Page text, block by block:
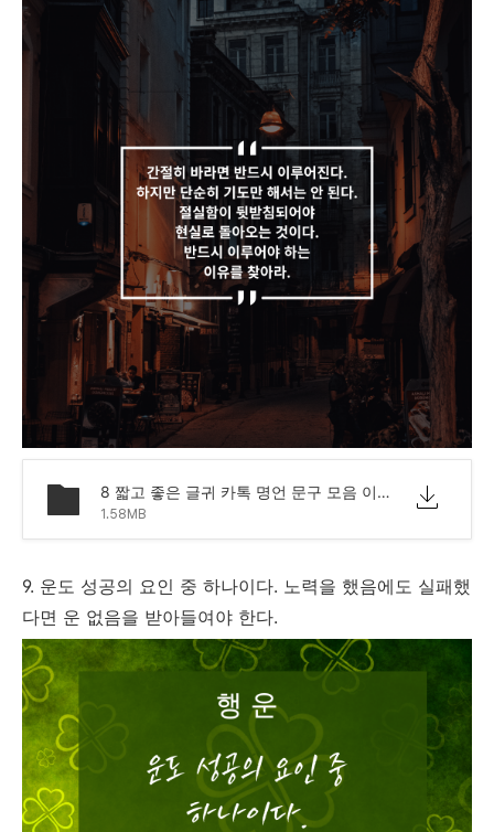
8 짧고 좋은 글귀 카톡 명언 문구 모음 이미지.png
1.58MB
9. 운도 성공의 요인 중 하나이다. 노력을 했음에도 실패했
다면 운 없음을 받아들여야 한다.